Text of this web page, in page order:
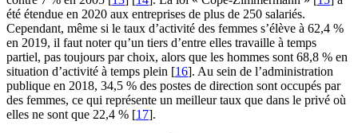
été étendue en 2020 aux entreprises de plus de 250 salariés.
Cependant, même si le taux d’activité des femmes s’élève à 62,4 %
en 2019, il faut noter qu’un tiers d’entre elles travaille à temps
partiel, pas toujours par choix, alors que les hommes sont 68,8 % en
situation d’activité à temps plein [16]. Au sein de l’administration
publique en 2018, 34,5 % des postes de direction sont occupés par
des femmes, ce qui représente un meilleur taux que dans le privé où
elles ne sont que 22,4 % [17].